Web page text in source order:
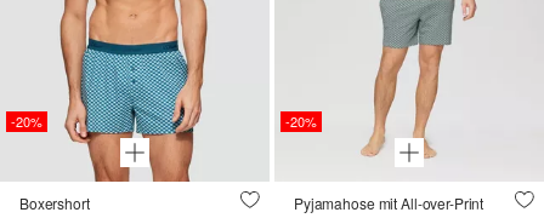
-20%
Boxershort
-20%
Pyjamahose mit All-over-Print